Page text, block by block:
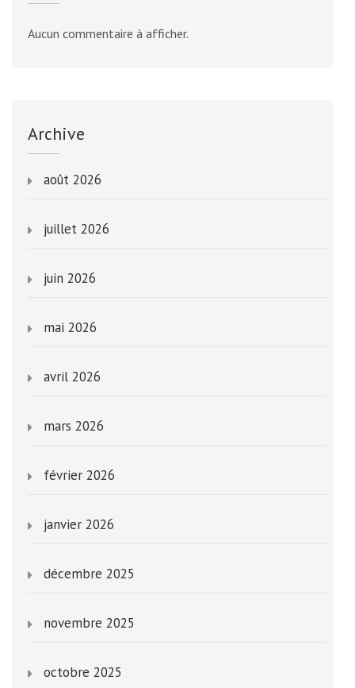
Aucun commentaire à afficher.
Archive
août 2026
juillet 2026
juin 2026
mai 2026
avril 2026
mars 2026
février 2026
janvier 2026
décembre 2025
novembre 2025
octobre 2025